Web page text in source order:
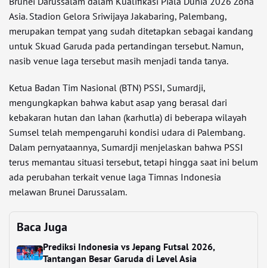
Asia. Stadion Gelora Sriwijaya Jakabaring, Palembang,
merupakan tempat yang sudah ditetapkan sebagai kandang
untuk Skuad Garuda pada pertandingan tersebut. Namun,
nasib venue laga tersebut masih menjadi tanda tanya.
Ketua Badan Tim Nasional (BTN) PSSI, Sumardji,
mengungkapkan bahwa kabut asap yang berasal dari
kebakaran hutan dan lahan (karhutla) di beberapa wilayah
Sumsel telah mempengaruhi kondisi udara di Palembang.
Dalam pernyataannya, Sumardji menjelaskan bahwa PSSI
terus memantau situasi tersebut, tetapi hingga saat ini belum
ada perubahan terkait venue laga Timnas Indonesia
melawan Brunei Darussalam.
Baca Juga
Prediksi Indonesia vs Jepang Futsal 2026,
Tantangan Besar Garuda di Level Asia